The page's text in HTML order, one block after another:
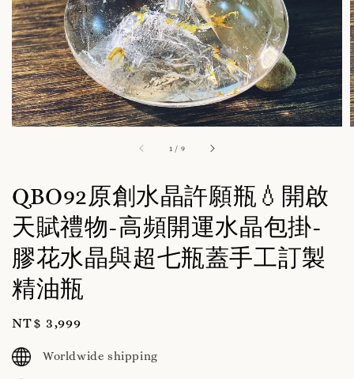
1 / 9
QBO92原創水晶許願瓶💧開啟
天賦禮物-高頻開運水晶包掛-
膠花水晶與超七瓶蓋手工訂製
精油瓶
Regular
price
NT$ 3,999
Worldwide shipping